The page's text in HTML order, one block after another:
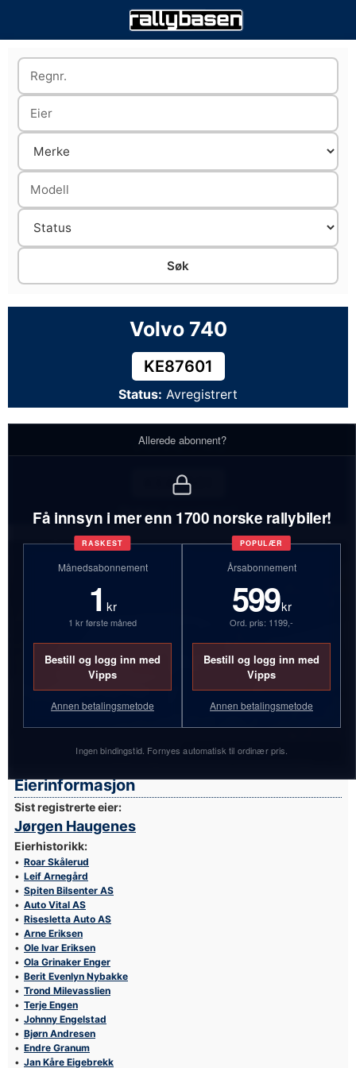
Volvo 740
KE87601
Status: Avregistrert
Allerede abonnent?
Få innsyn i mer enn 1700 norske rallybiler!
RASKEST
Månedsabonnement
1 kr
1 kr første måned
Bestill og logg inn med
Vipps
Annen betalingsmetode
POPULÆR
Årsabonnement
599kr
Ord. pris: 1199,-
Bestill og logg inn med
Vipps
Annen betalingsmetode
Ingen bindingstid. Fornyes automatisk til ordinær pris.
Volvo 740
KE87601
Status: Avregistrert
Foto: Simen Næss Hagen / Parc Fermé
Eierinformasjon
Sist registrerte eier:
Jørgen Haugenes
Eierhistorikk:
Roar Skålerud
Leif Arnegård
Spiten Bilsenter AS
Auto Vital AS
Risesletta Auto AS
Arne Eriksen
Ole Ivar Eriksen
Ola Grinaker Enger
Berit Evenlyn Nybakke
Trond Milevasslien
Terje Engen
Johnny Engelstad
Bjørn Andresen
Endre Granum
Jan Kåre Eigebrekk